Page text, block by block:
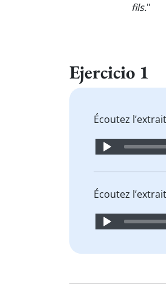
fils."
Ejercicio 1
Écoutez
Audio
Écoutez
Audio